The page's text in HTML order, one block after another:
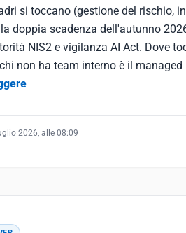
si toccano (gestione del rischio,
doppia scadenza dell'autunno
NIS2 e vigilanza AI Act. Dove
non ha team interno è il
2026, alle 08:09